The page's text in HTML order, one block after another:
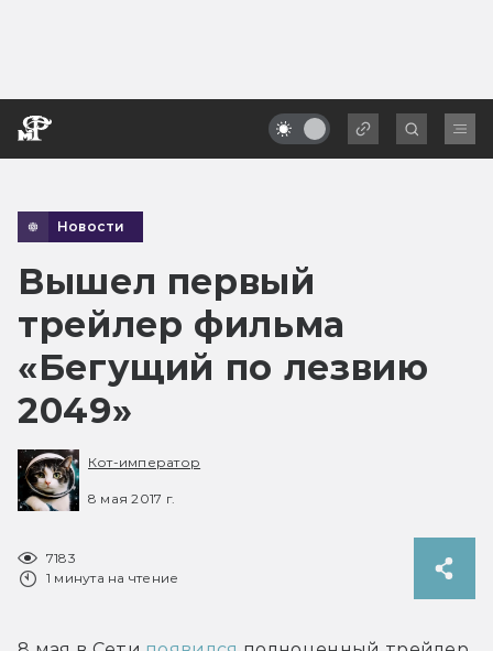
Новости
Вышел первый
трейлер фильма
«Бегущий по лезвию
2049»
Кот-император
8 мая 2017 г.
7183
1 минута на чтение